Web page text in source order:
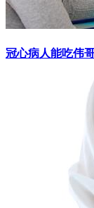
冠心病人能吃伟